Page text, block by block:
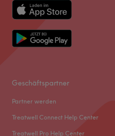
Geschäftspartner
Partner werden
Treatwell Connect Help Center
Treatwell Pro Help Center